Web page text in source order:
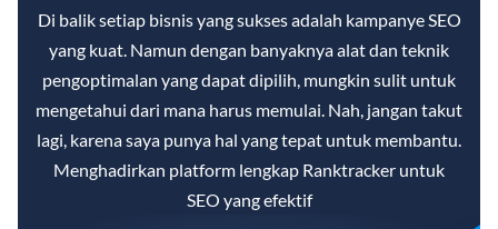
Di balik setiap bisnis yang sukses adalah kampanye SEO
yang kuat. Namun dengan banyaknya alat dan teknik
pengoptimalan yang dapat dipilih, mungkin sulit untuk
mengetahui dari mana harus memulai. Nah, jangan takut
lagi, karena saya punya hal yang tepat untuk membantu.
Menghadirkan platform lengkap Ranktracker untuk
SEO yang efektif